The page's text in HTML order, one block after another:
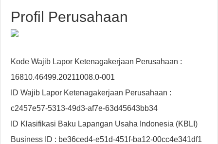
Profil Perusahaan
Kode Wajib Lapor Ketenagakerjaan Perusahaan :
16810.46499.20211008.0-001
ID Wajib Lapor Ketenagakerjaan Perusahaan :
c2457e57-5313-49d3-af7e-63d45643bb34
ID Klasifikasi Baku Lapangan Usaha Indonesia (KBLI)
Business ID : be36ced4-e51d-451f-ba12-00cc4e341df1